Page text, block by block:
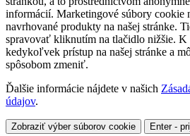
informácií. Marketingové súbory cookie
navrhované produkty na našej stránke.
spravovať kliknutím na tlačidlo nižšie. K
kedykoľvek prístup na našej stránke a
spôsobom zmeniť.
Ďalšie informácie nájdete v našich
údajov.
Zobraziť výber súborov cookie Enter -